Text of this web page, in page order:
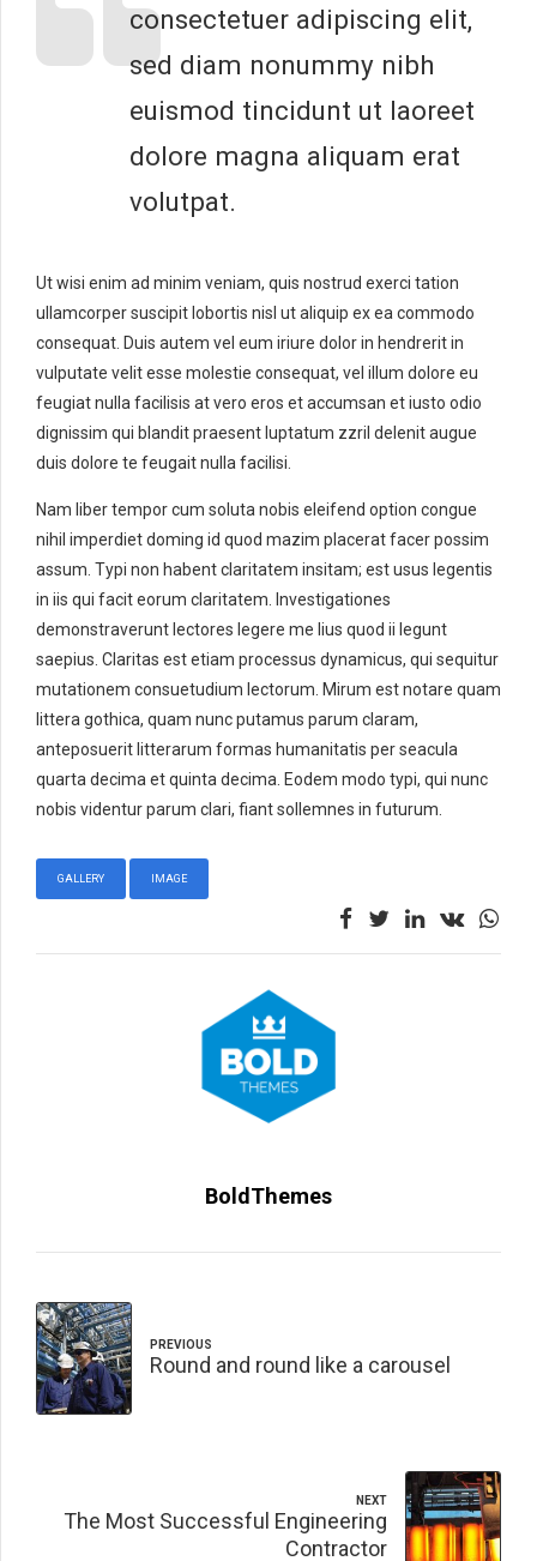
consectetuer adipiscing elit,
sed diam nonummy nibh
euismod tincidunt ut laoreet
dolore magna aliquam erat
volutpat.
Ut wisi enim ad minim veniam, quis nostrud exerci tation
ullamcorper suscipit lobortis nisl ut aliquip ex ea commodo
consequat. Duis autem vel eum iriure dolor in hendrerit in
vulputate velit esse molestie consequat, vel illum dolore eu
feugiat nulla facilisis at vero eros et accumsan et iusto odio
dignissim qui blandit praesent luptatum zzril delenit augue
duis dolore te feugait nulla facilisi.
Nam liber tempor cum soluta nobis eleifend option congue
nihil imperdiet doming id quod mazim placerat facer possim
assum. Typi non habent claritatem insitam; est usus legentis
in iis qui facit eorum claritatem. Investigationes
demonstraverunt lectores legere me lius quod ii legunt
saepius. Claritas est etiam processus dynamicus, qui sequitur
mutationem consuetudium lectorum. Mirum est notare quam
littera gothica, quam nunc putamus parum claram,
anteposuerit litterarum formas humanitatis per seacula
quarta decima et quinta decima. Eodem modo typi, qui nunc
nobis videntur parum clari, fiant sollemnes in futurum.
GALLERY IMAGE
BoldThemes
PREVIOUS
Round and round like a carousel
NEXT
The Most Successful Engineering
Contractor